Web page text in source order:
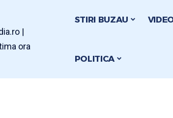
STIRI BUZAU
POLITICA